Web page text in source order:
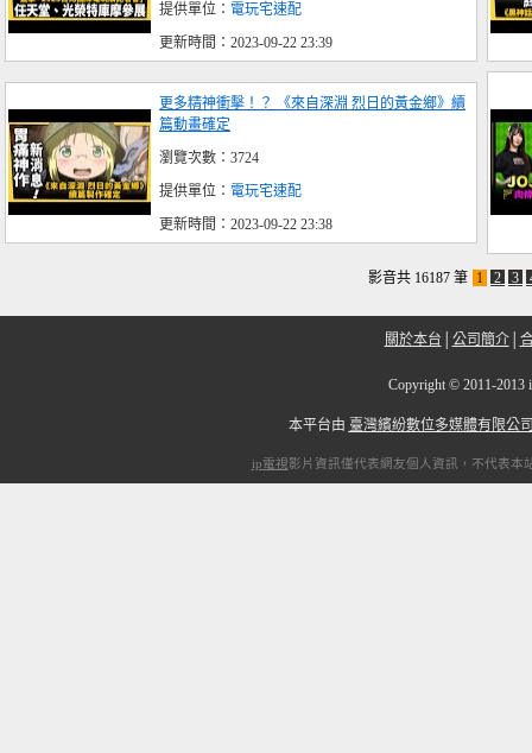
提供單位： 電玩宅速配
更新時間：2023-09-22 23:39
更多精神衝擊！？ 《來自深淵 烈日的黃金鄉》續
篇動畫確定
瀏覽次數：3724
提供單位： 電玩宅速配
更新時間：2023-09-22 23:38
影音共 16187 筆 1 2 3
關於本台 公司簡介│
Copyright © 2011-
本平台由 臺灣繽紛數位多媒體有限公
ip電視影片資訊僅代表網友個人資訊，不代表本